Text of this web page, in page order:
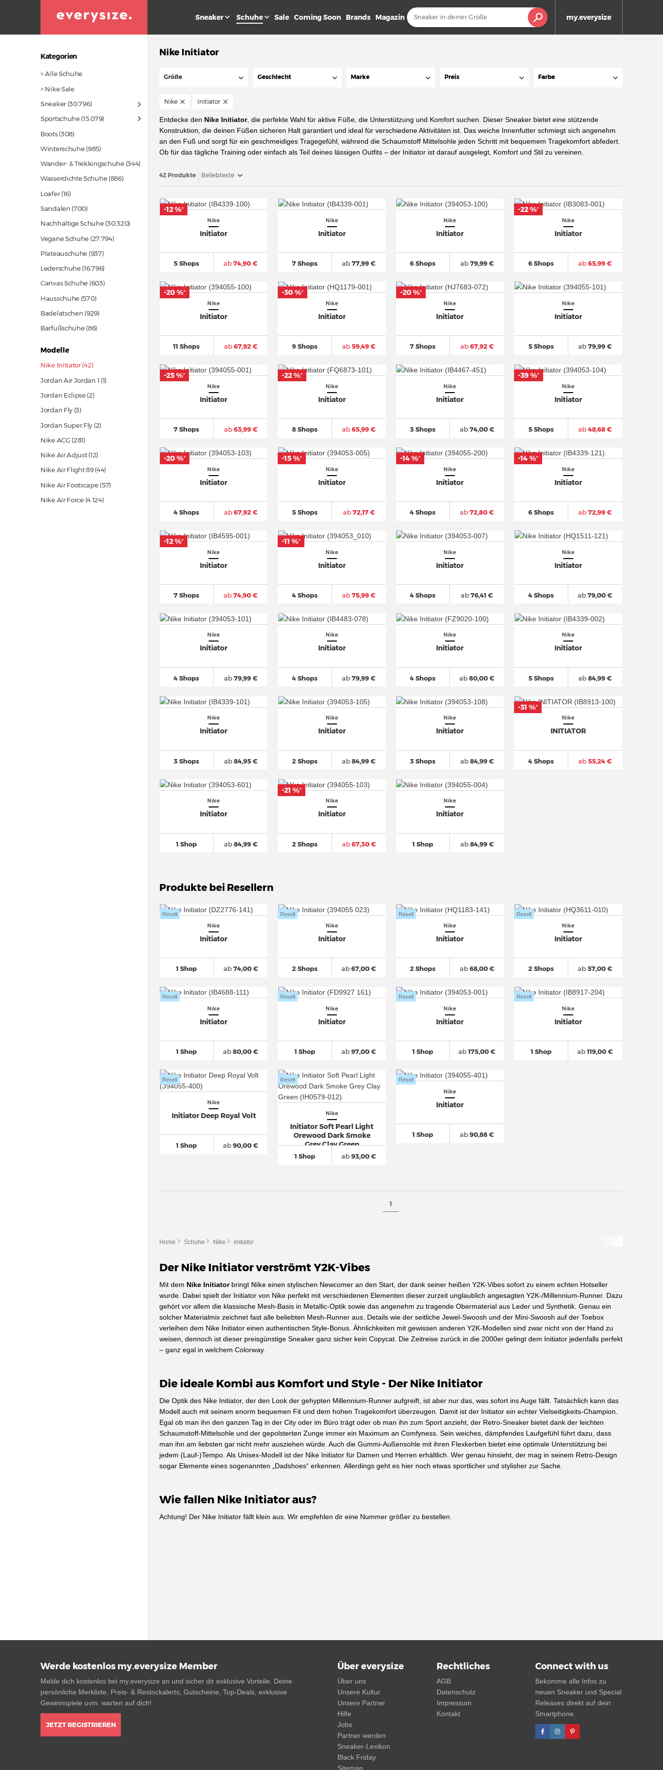
my.everysize
Sneaker Schuhe Sale Coming Soon Brands Magazin
Kategorien
> Alle Schuhe
> Nike Sale
Sneaker(30.796)
Sportschuhe(15.079)
Boots(308)
Winterschuhe(985)
Wander- & Trekkingschuhe(344)
Wasserdichte Schuhe(886)
Loafer(16)
Sandalen (700)
Nachhaltige Schuhe(30.320)
Vegane Schuhe (27.794)
Plateauschuhe (937)
Lederschuhe(16.796)
Canvas Schuhe (603)
Hausschuhe (570)
Badelatschen (929)
Barfußschuhe(86)
Modelle
Nike Initiator (42)
Jordan Air Jordan 1 (1)
Jordan Eclipse (2)
Jordan Fly (3)
Jordan Super.Fly (2)
Nike ACG (281)
Nike Air Adjust(12)
Nike Air Flight 89(44)
Nike Air Footscape(57)
Nike Air Force(4.124)
Nike Lunar Flow (1)
Nike M2K Tekno(69)
Nike Manoa (25)
Nike Mercurial(397)
Nike Initiator
Größe Geschlecht Marke Preis Farbe
Nike Initiator
Entdecke den Nike Initiator, die perfekte Wahl für aktive Füße, die Unterstützung und Komfort suchen. Dieser Sneaker bietet eine stützende
Konstruktion, die deinen Füßen sicheren Halt garantiert und ideal für verschiedene Aktivitäten ist. Das weiche Innenfutter schmiegt sich angenehm
an den Fuß und sorgt für ein geschmeidiges Tragegefühl, während die Schaumstoff Mittelsohle jeden Schritt mit bequemem Tragekomfort abfedert.
Ob für das tägliche Training oder einfach als Teil deines lässigen Outfits – der Initiator ist darauf ausgelegt, Komfort und Stil zu vereinen.
42 Produkte Beliebteste
Nike
Initiator
5 Shops ab74,90 €
-12 %*
Nike
Initiator
7 Shops ab77,99 €
Nike
Initiator
6 Shops ab79,99 €
Nike
Initiator
6 Shops ab65,99 €
-22 %*
Nike
Initiator
11 Shops ab67,92 €
-20 %*
Nike
Initiator
9 Shops ab59,49 €
-30 %*
Nike
Initiator
7 Shops ab67,92 €
-20 %*
Nike
Initiator
5 Shops ab79,99 €
Nike
Initiator
7 Shops ab63,99 €
-25 %*
Nike
Initiator
8 Shops ab65,99 €
-22 %*
Nike
Initiator
3 Shops ab74,00 €
Nike
Initiator
5 Shops ab48,68 €
-39 %*
Nike
Initiator
4 Shops ab67,92 €
-20 %*
Nike
Initiator
5 Shops ab72,17 €
-15 %*
Nike
Initiator
4 Shops ab72,80 €
-14 %*
Nike
Initiator
6 Shops ab72,99 €
-14 %*
Nike
Initiator
7 Shops ab74,90 €
-12 %*
Nike
Initiator
4 Shops ab75,99 €
-11 %*
Nike
Initiator
4 Shops ab76,41 €
Nike
Initiator
4 Shops ab79,00 €
Nike
Initiator
4 Shops ab79,99 €
Nike
Initiator
4 Shops ab79,99 €
Nike
Initiator
4 Shops ab80,00 €
Nike
Initiator
5 Shops ab84,99 €
Nike
Initiator
3 Shops ab84,95 €
Nike
Initiator
2 Shops ab84,99 €
Nike
Initiator
3 Shops ab84,99 €
Nike
INITIATOR
4 Shops ab55,24 €
-31 %*
Nike
Initiator
1 Shop ab84,99 €
Nike
Initiator
2 Shops ab67,30 €
-21 %*
Nike
Initiator
1 Shop ab84,99 €
Produkte bei Resellern
Nike
Initiator
1 Shop
Resell
ab74,00 €
Nike
Initiator
2 Shops
Resell
ab67,00 €
Nike
Initiator
2 Shops
Resell
ab68,00 €
Nike
Initiator
2 Shops
Resell
ab57,00 €
Nike
Initiator
1 Shop
Resell
ab80,00 €
Nike
Initiator
1 Shop
Resell
ab97,00 €
Nike
Initiator
1 Shop
Resell
ab175,00 €
Nike
Initiator
1 Shop
Resell
ab119,00 €
Nike
Initiator Deep Royal Volt
1 Shop
Resell
ab90,00 €
Nike
Initiator Soft Pearl Light
Orewood Dark Smoke
Grey Clay Green
1 Shop
Resell
ab93,00 €
Nike
Initiator
1 Shop
Resell
ab90,88 €
1
Home Schuhe Nike Initiator
Der Nike Initiator verströmt Y2K-Vibes
‌Mit dem Nike Initiatorbringt Nikeeinen stylischen Newcomer an den Start, der dank seiner heißen Y2K-Vibes sofort zu einem echten Hotseller
wurde. Dabei spielt der Initiator von Nike perfekt mit verschiedenen Elementen dieser zurzeit unglaublich angesagten Y2K-/Millennium-Runner. Dazu
gehört vor allem die klassische Mesh-Basis in Metallic-Optik sowie das angenehm zu tragende Obermaterial aus Leder und Synthetik. Genau ein
solcher Materialmix zeichnet fast alle beliebten Mesh-Runner aus. Details wie der seitliche Jewel-Swoosh und der Mini-Swoosh auf der Toebox
verleihen dem Nike Initiator einen authentischen Style-Bonus. Ähnlichkeiten mit gewissen anderen Y2K-Modellen sind zwar nicht von der Hand zu
weisen, dennoch ist dieser preisgünstige Sneaker ganz sicher kein Copycat. Die Zeitreise zurück in die 2000er gelingt dem Initiator jedenfalls perfekt
– ganz egal in welchem Colorway.
Die ideale Kombi aus Komfort und Style - Der Nike Initiator
Die Optik des Nike Initiator, der den Look der gehypten Millennium-Runner aufgreift, ist aber nur das, was sofort ins Auge fällt. Tatsächlich kann das
Modell auch mit seinem enorm bequemen Fit und dem hohen Tragekomfort überzeugen. Damit ist der Initiator ein echter Vielseitigkeits-Champion.
Egal ob man ihn den ganzen Tag in der City oder im Büro trägt oder ob man ihn zum Sport anzieht, der Retro-Sneaker bietet dank der leichten
Schaumstoff-Mittelsohle und der gepolsterten Zunge immer ein Maximum an Comfyness. Sein weiches, dämpfendes Laufgefühl führt dazu, dass
man ihn am liebsten gar nicht mehr ausziehen würde. Auch die Gummi-Außensohle mit ihren Flexkerben bietet eine optimale Unterstützung bei
jedem (Lauf-)Tempo. Als Unisex-Modell ist der Nike Initiator für Damen und Herren erhältlich. Wer genau hinsieht, der mag in seinem Retro-Design
sogar Elemente eines sogenannten „Dadshoes“ erkennen. Allerdings geht es hier noch etwas sportlicher und stylisher zur Sache.
Wie fallen Nike Initiator aus?
Achtung! Der Nike Initiator fällt klein aus. Wir empfehlen dir eine Nummer größer zu bestellen.
Werde kostenlos my.everysize Member
Melde dich kostenlos bei my.everysize an und sicher dir exklusive Vorteile. Deine
persönliche Merkliste, Preis- & Restockalerts, Gutscheine, Top-Deals, exklusive
Gewinnspiele uvm. warten auf dich!
JETZT REGISTRIEREN
Über everysize
Über uns
Unsere Kultur
Unsere Partner
Hilfe
Jobs
Partner werden
Sneaker-Lexikon
Black Friday
Sitemap
Rechtliches
AGB
Datenschutz
Impressum
Kontakt
Connect with us
Bekomme alle Infos zu
neuen Sneaker und Special
Releases direkt auf dein
Smartphone.